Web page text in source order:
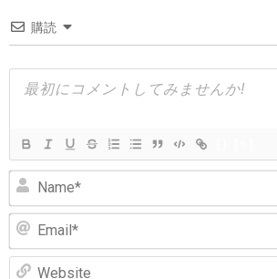
ー
シ
ョ
購読